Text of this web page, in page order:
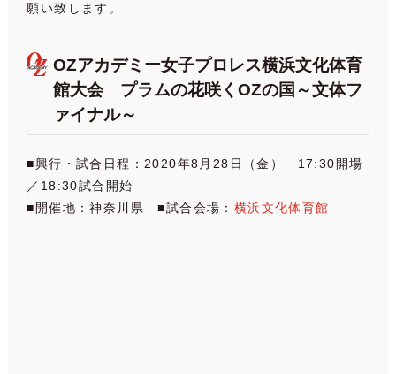
願い致します。
OZアカデミー女子プロレス横浜文化体育
館大会 プラムの花咲くOZの国～文体フ
ァイナル～
■興行・試合日程：2020年8月28日（金） 17:30開場
／18:30試合開始
■開催地：神奈川県 ■試合会場： 横浜文化体育館